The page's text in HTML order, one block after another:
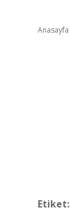
Anasayfa
Etiket: